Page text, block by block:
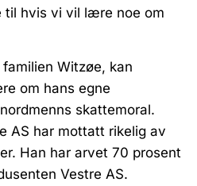
til hvis vi vil lære noe om
Witzøe, kan
om hans egne
skattemoral.
AS har mottatt rikelig av
Han har arvet 70 prosent
Vestre AS.